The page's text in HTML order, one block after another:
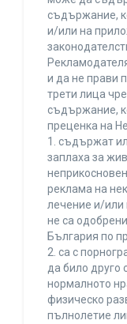
съдържание,
и/или на
и да не прави
трети лица
съдържание,
преценка на
1. съдържат
заплаха за
реклама на
лечение и/или
не са
България по
2. са с
да било друго
нормалното
физическо
пълнолетие